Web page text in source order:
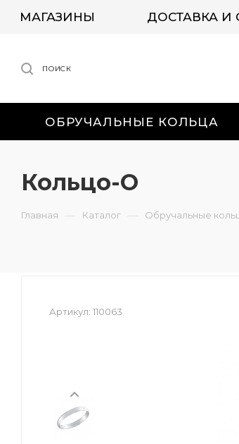
МАГАЗИНЫ ДОСТАВКА И
ПОИСК
ОБРУЧАЛЬНЫЕ КОЛЬЦА
Кольцо-О
Главная — Каталог — Обручальные
Артикул: 110063